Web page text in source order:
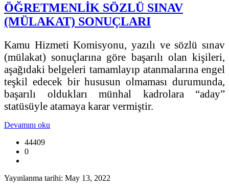
ÖĞRETMENLİK SÖZLÜ SINAV
(MÜLAKAT) SONUÇLARI
Kamu Hizmeti Komisyonu, yazılı ve sözlü sınav
(mülakat) sonuçlarına göre başarılı olan kişileri,
aşağıdaki belgeleri tamamlayıp atanmalarına engel
teşkil edecek bir hususun olmaması durumunda,
başarılı oldukları münhal kadrolara “aday”
statüsüyle atamaya karar vermiştir.
Devamını oku
44409
0
Yayınlanma tarihi: May 13, 2022